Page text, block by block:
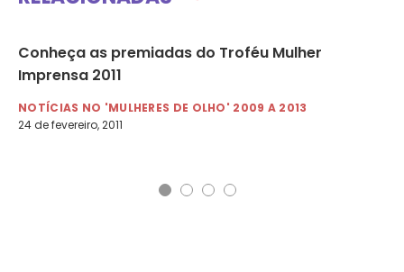
Conheça as premiadas do Troféu Mulher
Imprensa 2011
NOTÍCIAS NO 'MULHERES DE OLHO' 2009 A 2013
24 de fevereiro, 2011